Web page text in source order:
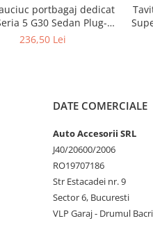
portbagaj dedicat
5 G30 Sedan Plug-in
2017-2023, Gledring
236,50 Lei
DATE COMERCIALE
Auto Accesorii SRL
J40/20600/2006
RO19707186
Str Estacadei nr. 9
Sector 6, Bucuresti
VLP Garaj - Drumul